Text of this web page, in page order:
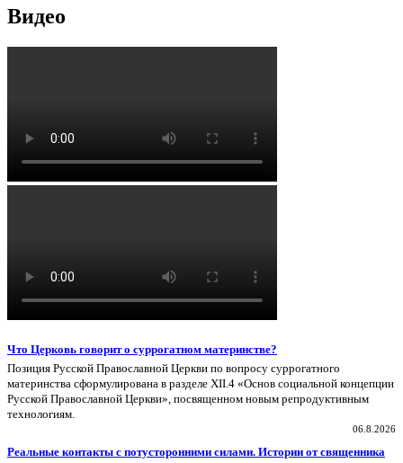
Видео
Что Церковь говорит о суррогатном материнстве?
Позиция Русской Православной Церкви по вопросу суррогатного
материнства сформулирована в разделе XII.4 «Основ социальной концепции
Русской Православной Церкви», посвященном новым репродуктивным
технологиям.
06.8.2026
Реальные контакты с потусторонними силами. Истории от священника